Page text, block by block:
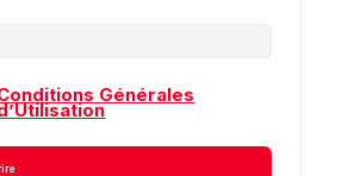
Générales